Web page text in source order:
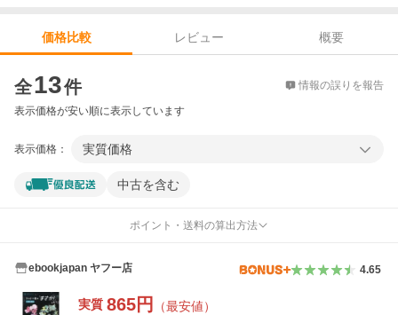
価格比較 レビュー
概要
全13件 情報の誤りを報告
表示価格が安い順に表示しています
表示価格： 実質価格
中古を含む
ポイント・送料の算出方法
ebookjapan ヤフー店 4.65
実質 865円 （最安値）